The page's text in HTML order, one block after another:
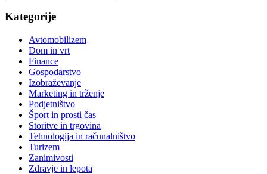
Kategorije
Avtomobilizem
Dom in vrt
Finance
Gospodarstvo
Izobraževanje
Marketing in trženje
Podjetništvo
Šport in prosti čas
Storitve in trgovina
Tehnologija in računalništvo
Turizem
Zanimivosti
Zdravje in lepota